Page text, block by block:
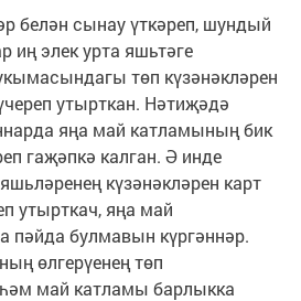
белән сынау үткәреп, шундый
иң элек урта яшьтәге
төп күзәнәкләрен
утырткан. Нәтиҗәдә
яңа май катламының бик
гаҗәпкә калган. Ә инде
күзәнәкләрен карт
утырткач, яңа май
булмавын күргәннәр.
өлгерүенең төп
һәм май катламы барлыкка